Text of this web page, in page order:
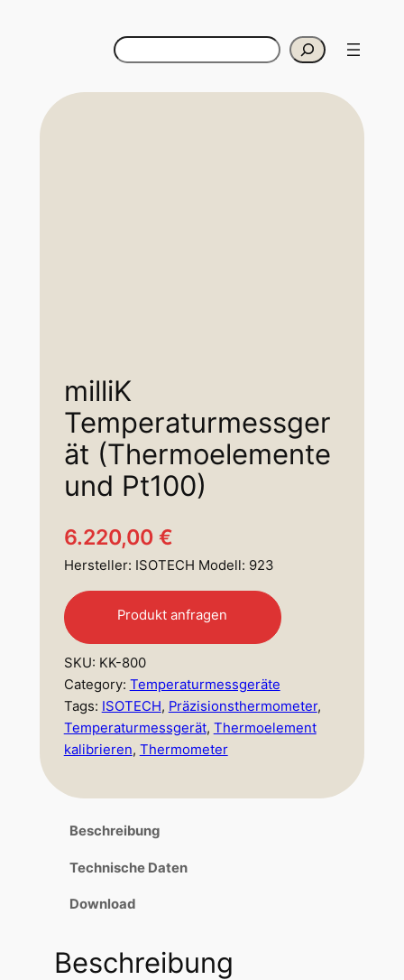
Suchen
milliK
Temperaturmessger
ät (Thermoelemente
und Pt100)
6.220,00 €
Hersteller: ISOTECH Modell: 923
Produkt anfragen
SKU: KK-800
Category: Temperaturmessgeräte
Tags: ISOTECH, Präzisionsthermometer
Temperaturmessgerät, Thermoelement
kalibrieren, Thermometer
Beschreibung
Technische Daten
Download
Beschreibung